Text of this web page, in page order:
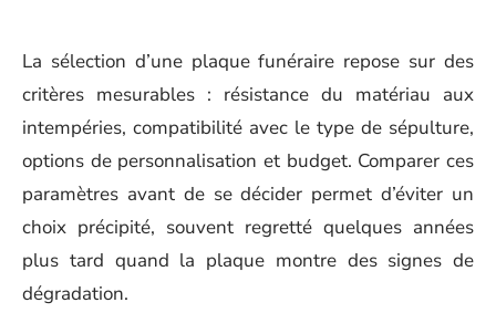
La sélection d’une plaque funéraire repose sur des
critères mesurables : résistance du matériau aux
intempéries, compatibilité avec le type de sépulture,
options de personnalisation et budget. Comparer ces
paramètres avant de se décider permet d’éviter un
choix précipité, souvent regretté quelques années
plus tard quand la plaque montre des signes de
dégradation.